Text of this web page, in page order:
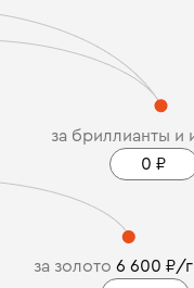
за бриллианты и
0 ₽
за золото 6 600 ₽/г